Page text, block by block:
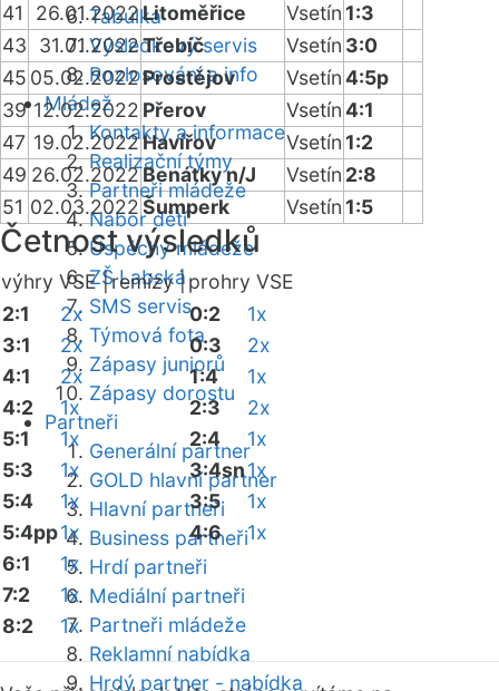
Tabulka
Výsledkový servis
Rozlosování a info
Mládež
Kontakty a informace
Realizační týmy
Partneři mládeže
Nábor dětí
Úspěchy mládeže
ZŠ Labská
SMS servis
Týmová fota
Zápasy juniorů
Zápasy dorostu
Partneři
Generální partner
GOLD hlavní partner
Hlavní partneři
Business partneři
Hrdí partneři
Mediální partneři
Partneři mládeže
Reklamní nabídka
Hrdý partner - nabídka
41
26.01.2022Litoměřice Vsetín 1:3
43
31.01.2022Třebíč Vsetín 3:0
45 05.02.2022Prostějov Vsetín4:5p
39 12.02.2022 Přerov Vsetín4:1
47 19.02.2022Havířov Vsetín 1:2
49 26.02.2022Benátky n/J Vsetín 2:8
51 02.03.2022Šumperk Vsetín 1:5
Četnost výsledků
výhry VSE |remízy |prohry VSE
2:1
2x
3:1
2x
4:1
2x
4:2
1x
5:1
1x
5:3
1x
5:4
1x
5:4pp1x
6:1
1x
7:2
1x
8:2
1x
0:2
1x
0:3
2x
1:4
1x
2:3
2x
2:4
1x
3:4sn1x
3:5
1x
4:6
1x